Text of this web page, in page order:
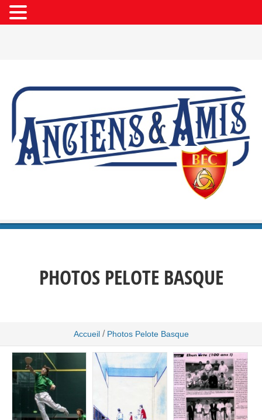
PHOTOS PELOTE BASQUE
Accueil / Photos Pelote Basque